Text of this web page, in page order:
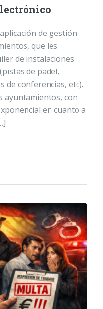
de gestión
que les
de instalaciones
de padel,
de conferencias, etc).
ayuntamientos, con
en cuanto a